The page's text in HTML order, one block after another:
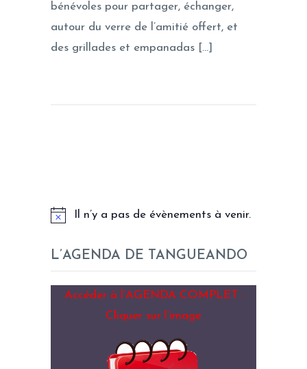
bénévoles pour partager, échanger,
autour du verre de l’amitié offert, et
des grillades et empanadas […]
Il n’y a pas de évènements à venir.
L’AGENDA DE TANGUEANDO
Accéder à l’AGENDA COMPLET :
Cliquer sur l’image